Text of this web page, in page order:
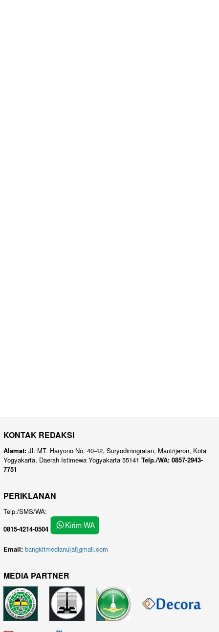
KONTAK REDAKSI
Alamat: Jl. MT. Haryono No. 40-42, Suryodiningratan, Mantrijeron, Kota
Yogyakarta, Daerah Istimewa Yogyakarta 55141 Telp./WA: 0857-2943-
7751
PERIKLANAN
Telp./SMS/WA:
0815-4214-0504
Email: bangkitmedianu[at]gmail.com
MEDIA PARTNER